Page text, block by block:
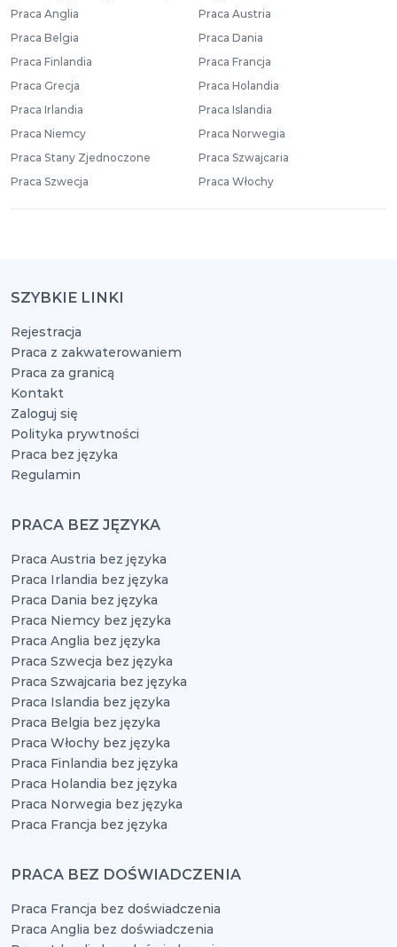
Praca Anglia
Praca Austria
Praca Belgia
Praca Dania
Praca Finlandia
Praca Francja
Praca Grecja
Praca Holandia
Praca Irlandia
Praca Islandia
Praca Niemcy
Praca Norwegia
Praca Stany Zjednoczone
Praca Szwajcaria
Praca Szwecja
Praca Włochy
SZYBKIE LINKI
Rejestracja
Praca z zakwaterowaniem
Praca za granicą
Kontakt
Zaloguj się
Polityka prywtności
Praca bez języka
Regulamin
PRACA BEZ JĘZYKA
Praca Austria bez języka
Praca Irlandia bez języka
Praca Dania bez języka
Praca Niemcy bez języka
Praca Anglia bez języka
Praca Szwecja bez języka
Praca Szwajcaria bez języka
Praca Islandia bez języka
Praca Belgia bez języka
Praca Włochy bez języka
Praca Finlandia bez języka
Praca Holandia bez języka
Praca Norwegia bez języka
Praca Francja bez języka
PRACA BEZ DOŚWIADCZENIA
Praca Francja bez doświadczenia
Praca Anglia bez doświadczenia